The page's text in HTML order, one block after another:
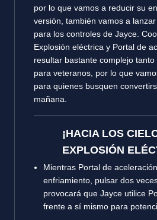
por lo que vamos a reducir su
versión, también vamos a
para los controles de Jayce.
Explosión eléctrica y Portal de
resultar bastante complejo
para veteranos, por lo que
para quienes busquen
mañana.
¡HACIA LOS
EXPLOSIÓN
Mientras Portal de
enfriamiento, pulsar dos
provocará que Jayce utilice
frente a sí mismo para